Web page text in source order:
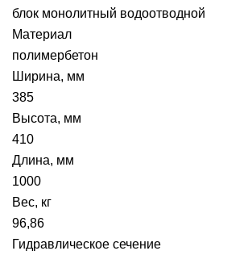
блок монолитный водоотводной
Материал
полимербетон
Ширина, мм
385
Высота, мм
410
Длина, мм
1000
Вес, кг
96,86
Гидравлическое сечение